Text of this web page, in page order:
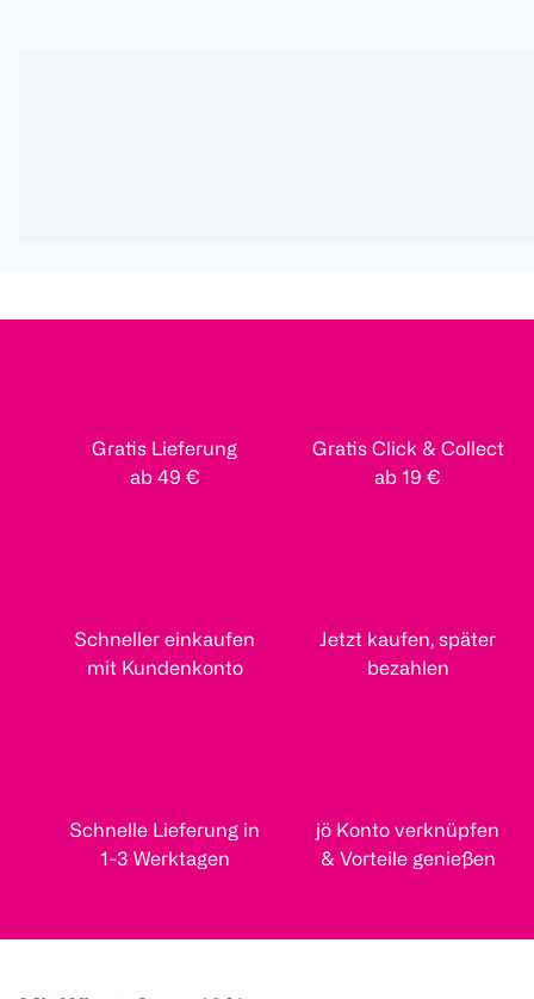
Gratis Lieferung
ab 49 €
Gratis Click & Collect
ab 19 €
Schneller einkaufen
mit Kundenkonto
Jetzt kaufen, später
bezahlen
Schnelle Lieferung in
1-3 Werktagen
jö Konto verknüpfen
& Vorteile genießen